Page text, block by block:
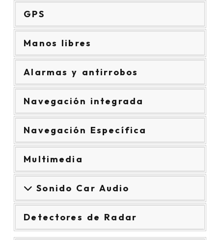
GPS
Manos libres
Alarmas y antirrobos
Navegación integrada
Navegación Específica
Multimedia
Sonido Car Audio
Detectores de Radar